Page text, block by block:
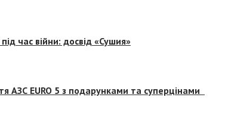
час війни: досвід «Сушия»
АЗС EURO 5 з подарунками та суперцінами